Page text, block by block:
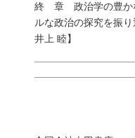
終 章 政治学の豊か
ルな政治の探究を振
井上 睦】